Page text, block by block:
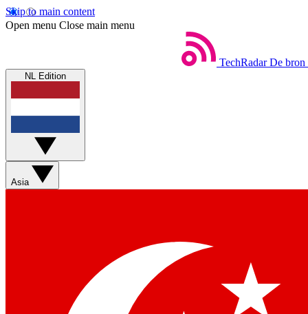
Skip to main content
Open menu Close main menu
TechRadar De bron
NL Edition
Asia